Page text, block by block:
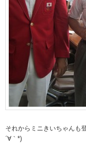
それからミニきいちゃんも
´∀｀*)